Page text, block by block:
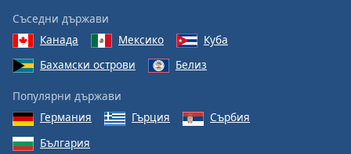
Съседни държави
Канада
Мексико
Куба
Бахамски острови
Белиз
Популярни държави
Германия
Гърция
Сърбия
България